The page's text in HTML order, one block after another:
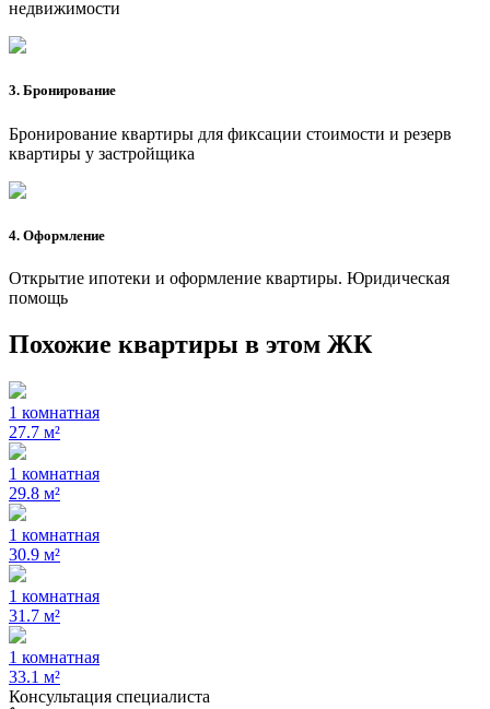
недвижимости
3. Бронирование
Бронирование квартиры для фиксации стоимости и резерв
квартиры у застройщика
4. Оформление
Открытие ипотеки и оформление квартиры. Юридическая
помощь
Похожие квартиры в этом ЖК
1 комнатная
27.7 м²
1 комнатная
29.8 м²
1 комнатная
30.9 м²
1 комнатная
31.7 м²
1 комнатная
33.1 м²
Консультация специалиста